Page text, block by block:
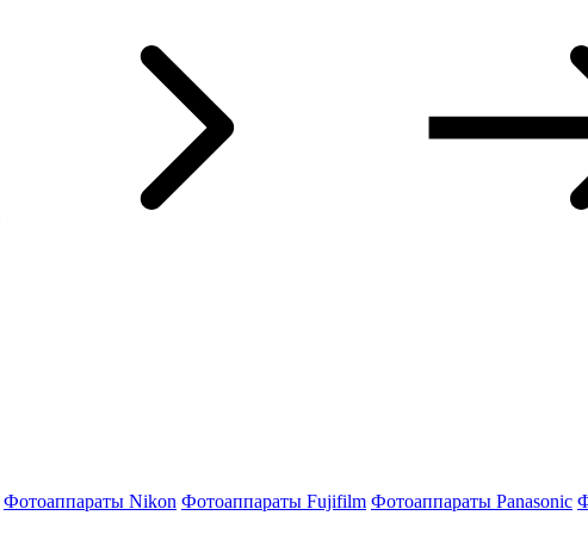
Фотоаппараты Nikon Фотоаппараты Fujifilm Фотоаппараты Panasonic